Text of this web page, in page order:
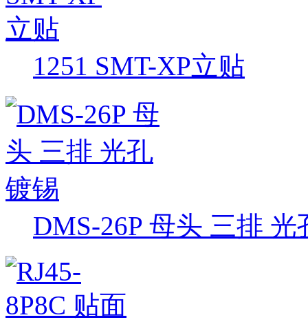
1251 SMT-XP立贴
DMS-26P 母头 三排 光